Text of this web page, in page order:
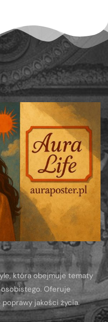
która obejmuje tematy
Oferuje
jakości życia.